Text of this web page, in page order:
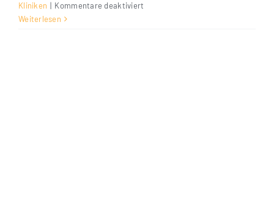
Kliniken | Kommentare deaktiviert
Weiterlesen